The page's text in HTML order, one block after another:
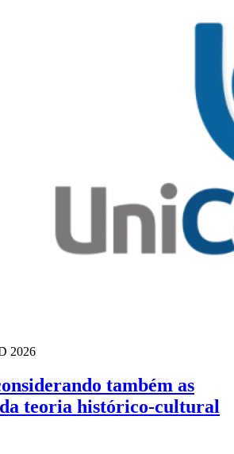
2026
também as
teoria histórico-cultural